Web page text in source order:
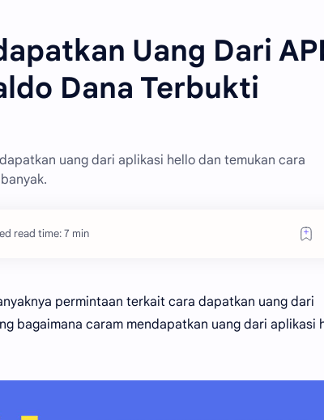
Uang Dari
Dana Terbukti
uang dari aplikasi hello dan temukan cara
read time: 7 min
permintaan terkait cara dapatkan uang dari
bagaimana caram mendapatkan uang dari aplikasi